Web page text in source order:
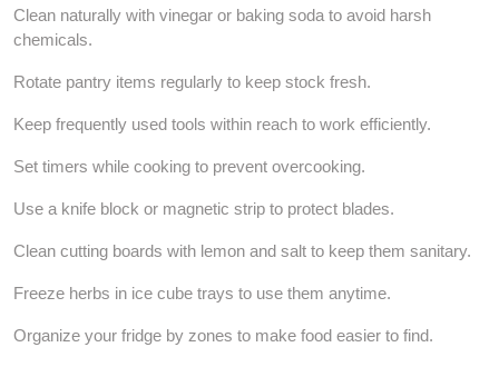
Clean naturally with vinegar or baking soda to avoid harsh
chemicals.
Rotate pantry items regularly to keep stock fresh.
Keep frequently used tools within reach to work efficiently.
Set timers while cooking to prevent overcooking.
Use a knife block or magnetic strip to protect blades.
Clean cutting boards with lemon and salt to keep them sanitary.
Freeze herbs in ice cube trays to use them anytime.
Organize your fridge by zones to make food easier to find.